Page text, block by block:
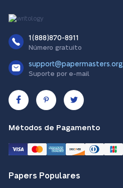
1(888)870-8911
Número gratuito
support@papermasters.org
Suporte por e-mail
Métodos de Pagamento
Papers Populares